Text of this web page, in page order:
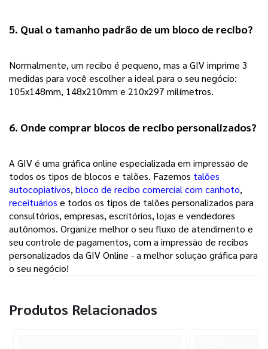
5. Qual o tamanho padrão de um bloco de recibo?
Normalmente, um recibo é pequeno, mas a GIV imprime 3
medidas para você escolher a ideal para o seu negócio:
105x148mm, 148x210mm e 210x297 milímetros.
6. Onde comprar blocos de recibo personalizados?
A GIV é uma gráfica online especializada em impressão de
todos os tipos de blocos e talões. Fazemos talões
autocopiativos, bloco de recibo comercial com canhoto
receituários e todos os tipos de talões personalizados para
consultórios, empresas, escritórios, lojas e vendedores
autônomos. Organize melhor o seu fluxo de atendimento e
seu controle de pagamentos, com a impressão de recibos
personalizados da GIV Online - a melhor solução gráfica para
o seu negócio!
Produtos Relacionados